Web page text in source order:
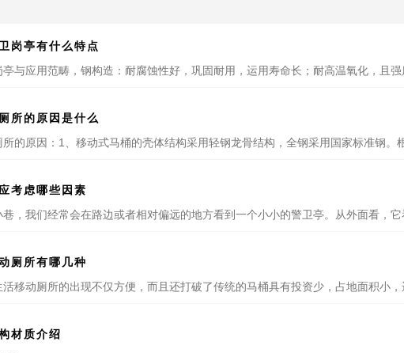
岗亭有什么特点
与应用范畴，钢构造：耐腐蚀性好，巩固耐用，运用寿命长；耐高温氧化，且强
所的原因是什么
的原因：1、移动式马桶的壳体结构采用轻钢龙骨结构，全钢采用国家标准钢。
考虑哪些因素
，我们经常会在路边或者相对偏远的地方看到一个小小的警卫亭。从外面看，它
厕所有哪几种
移动厕所的出现不仅方便，而且还打破了传统的马桶具有投资少，占地面积小，
材质介绍